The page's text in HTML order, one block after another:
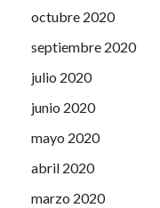
octubre 2020
septiembre 2020
julio 2020
junio 2020
mayo 2020
abril 2020
marzo 2020